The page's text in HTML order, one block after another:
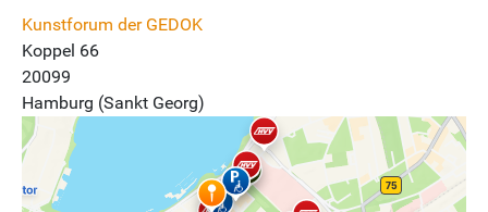
Kunstforum der GEDOK
Koppel 66
20099
Hamburg (Sankt Georg)